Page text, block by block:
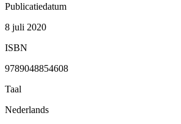
Publicatiedatum
8 juli 2020
ISBN
9789048854608
Taal
Nederlands